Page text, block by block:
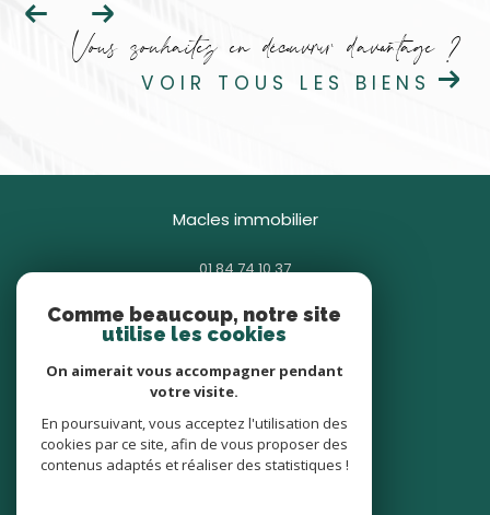
Vous souhaitez en découvrir d'avantage ?
VOIR TOUS LES BIENS
macles immobilier
01 84 74 10 37
85 avenue Général Gallieni
93380 pierrefitte-sur-seine
nous suivre sur
Comme beaucoup, notre site
utilise les cookies
On aimerait vous accompagner pendant
votre visite.
En poursuivant, vous acceptez l'utilisation des
cookies par ce site, afin de vous proposer des
contenus adaptés et réaliser des statistiques !